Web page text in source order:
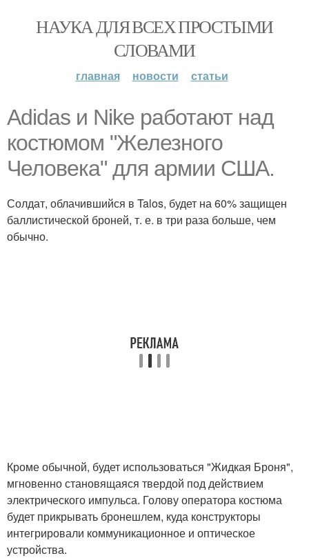
НАУКА ДЛЯ ВСЕХ ПРОСТЫМИ
СЛОВАМИ
главная новости статьи
Adidas и Nike работают над
костюмом "Железного
Человека" для армии США.
Солдат, облачившийся в Talos, будет на 60% защищен
баллистической броней, т. е. в три раза больше, чем
обычно.
Кроме обычной, будет использоваться "Жидкая Броня",
мгновенно становящаяся твердой под действием
электрического импульса. Голову оператора костюма
будет прикрывать бронешлем, куда конструкторы
интегрировали коммуникационное и оптическое
устройства.